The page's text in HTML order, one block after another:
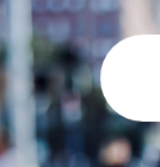
Abrir barra de